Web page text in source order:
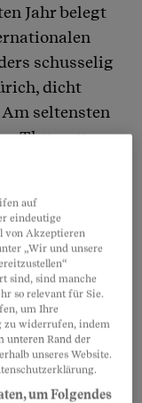
Jahr belegt
schusselig
dicht
seltensten
Thurgau
auf
eindeutige
von Akzeptieren
„Wir und unsere
sind, sind manche
so relevant für Sie.
um Ihre
zu widerrufen, indem
unteren Rand der
unseres Website.
um Folgendes